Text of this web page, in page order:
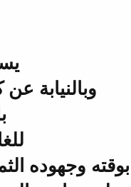
وبالنيابة
وجهوده